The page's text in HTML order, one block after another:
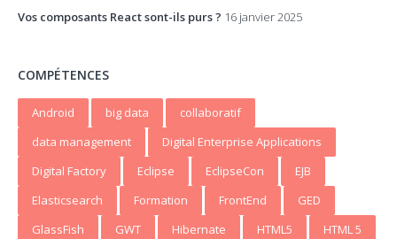
Vos composants React sont-ils purs ? 16 janvier 2025
COMPÉTENCES
Android big data
collaboratif
data management
Digital Enterprise Applications
Digital Factory
Eclipse EclipseCon
EJB
Elasticsearch
Formation FrontEnd
GED
GlassFish
GWT Hibernate HTML5
HTML 5